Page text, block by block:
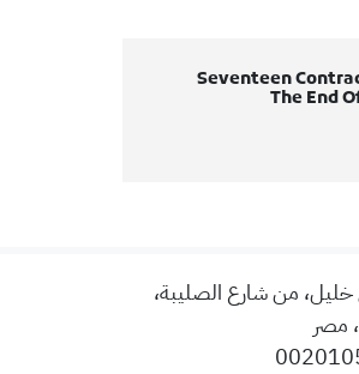
Seventeen
The End
خليل، من شارع الصليبة،
مصر